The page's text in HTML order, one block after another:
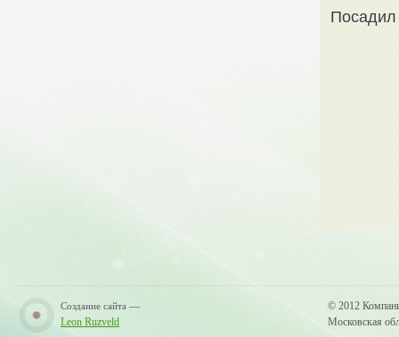
Создание сайта —
Leon Ruzveld
© 2012
Московская